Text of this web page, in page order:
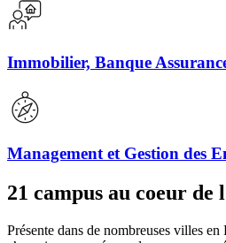
Immobilier, Banque
Management et Gestion des
21 campus au coeur de
Présente dans de nombreuses villes